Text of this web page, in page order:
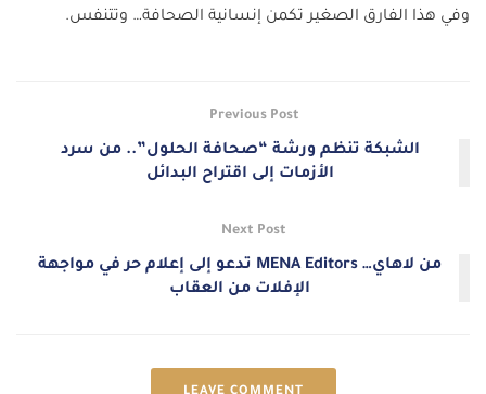
وفي هذا الفارق الصغير تكمن إنسانية الصحافة… وتتنفس.
Previous Post
الشبكة تنظم ورشة “صحافة الحلول”.. من سرد
الأزمات إلى اقتراح البدائل
Next Post
من لاهاي… MENA Editors تدعو إلى إعلام حر في مواجهة
الإفلات من العقاب